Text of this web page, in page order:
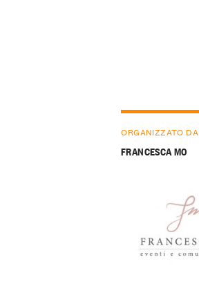
ORGANIZZATO DA
FRANCESCA MO